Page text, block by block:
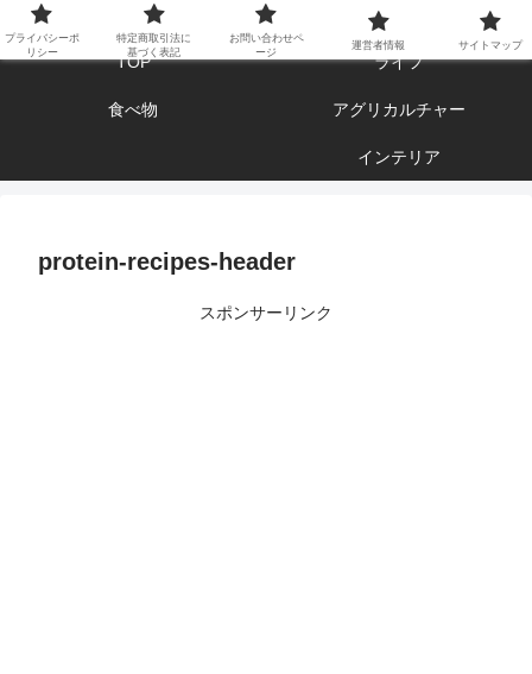
エンジョイ ブログライフ
TOP ライフ
食べ物 アグリカルチャー
インテリア
protein-recipes-header
スポンサーリンク
プライバシーポ
リシー
特定商取引法に
基づく表記
お問い合わせペ
ージ
運営者情報 サイトマップ